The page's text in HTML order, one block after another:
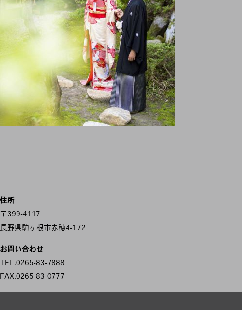
住所
〒399-4117
長野県駒ヶ根市赤穂4-172
お問い合わせ
TEL.0265-83-7888
FAX.0265-83-0777